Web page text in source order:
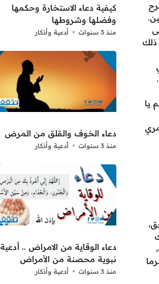
كيفية دعاء الاستخارة وحكمها
وفضلها وشروطها
منذ 3 سنوات أدعية وأذكار
دعاء الخوف والقلق من المرض
منذ 3 سنوات أدعية وأذكار
دعاء الوقاية من الامراض .. أدعية
نبوية محصنة من الأمراض
منذ 3 سنوات أدعية وأذكار
ذلك
يا